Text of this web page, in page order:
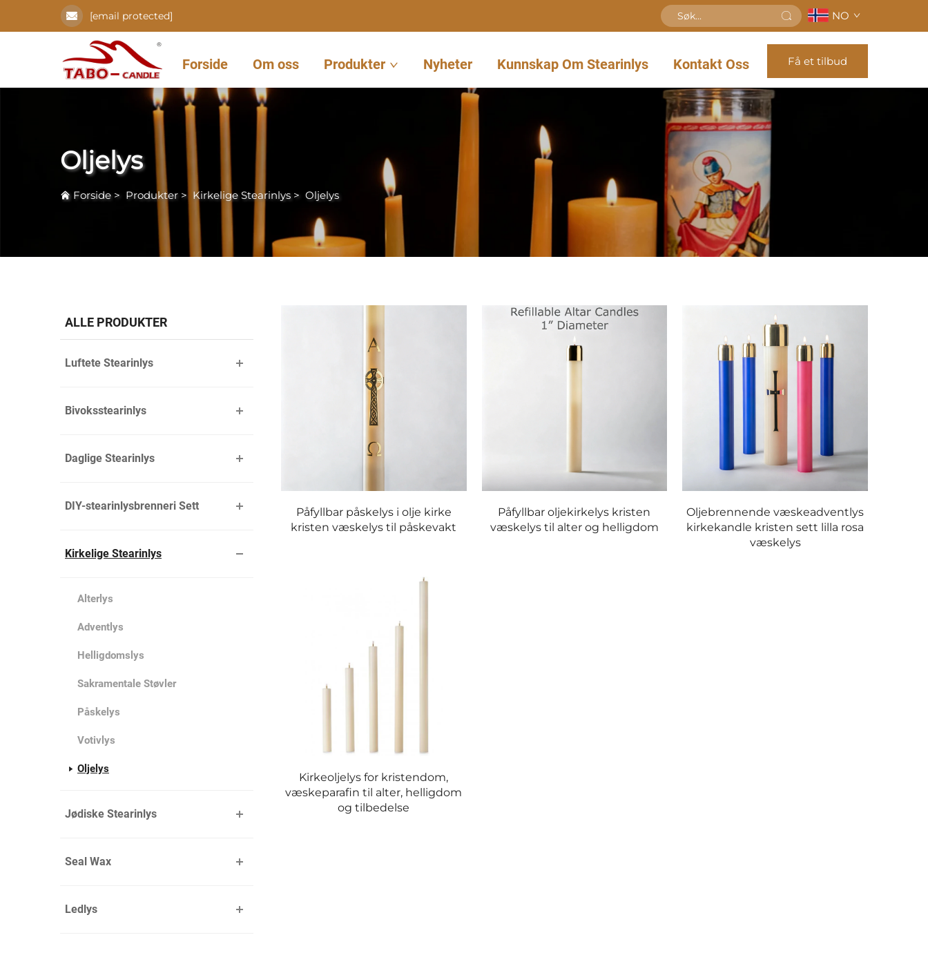
[email protected] NO
Forside Om oss Produkter Nyheter Kunnskap Om Stearinlys Kontakt Oss Få et tilbud
Oljelys
Forside > Produkter > Kirkelige Stearinlys> Oljelys
ALLE PRODUKTER
Luftete Stearinlys
Bivoksstearinlys
Daglige Stearinlys
DIY-stearinlysbrenneri Sett
Kirkelige Stearinlys
Alterlys
Adventlys
Helligdomslys
Sakramentale Støvler
Påskelys
Votivlys
Oljelys
Jødiske Stearinlys
Seal Wax
Ledlys
Påfyllbar påskelys i olje kirke
kristen væskelys til påskevakt
Påfyllbar oljekirkelys kristen
væskelys til alter og helligdom
Oljebrennende væskeadventlys
kirkekandle kristen sett lilla rosa
væskelys
Kirkeoljelys for kristendom,
væskeparafin til alter, helligdom
og tilbedelse